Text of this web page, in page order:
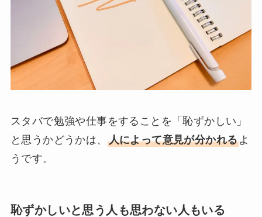
スタバで勉強や仕事をすることを「恥ずかしい」
と思うかどうかは、 人によって意見が分かれるよ
うです。
恥ずかしいと思う人も思わない人もいる